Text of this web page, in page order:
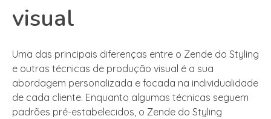
visual
Uma das principais diferenças entre o Zende do Styling
e outras técnicas de produção visual é a sua
abordagem personalizada e focada na individualidade
de cada cliente. Enquanto algumas técnicas seguem
padrões pré-estabelecidos, o Zende do Styling